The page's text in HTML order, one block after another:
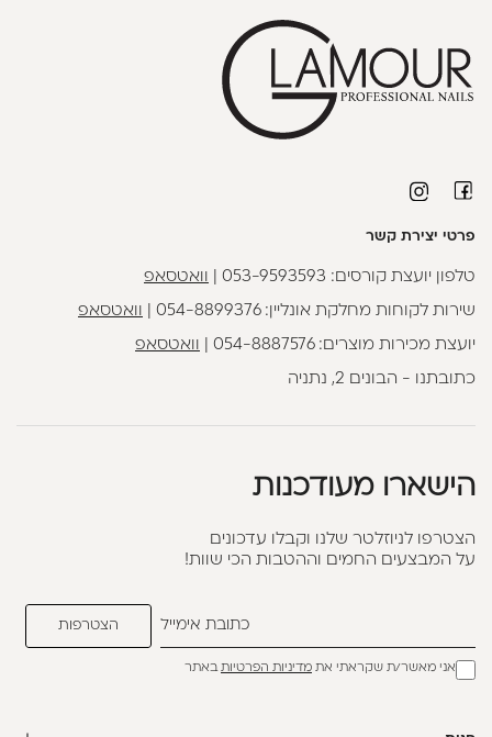
פרטי יצירת קשר
טלפון יועצת קורסים: 053-9593593 וואטסאפ
שירות לקוחות מחלקת אונליין:054-8899376 וואטסאפ
יועצת מכירות מוצרים:054-8887576 וואטסאפ
כתובתנו - הבונים 2, נתניה
הישארו מעודכנות
הצטרפו לניוזלטר שלנו וקבלו עדכונים
על המבצעים החמים וההטבות הכי שוות!
אני מאשר/ת שקראתי את מדיניות הפרטיותבאתר